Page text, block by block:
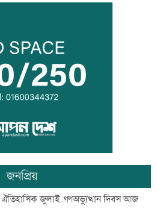
তরুণদের নেতৃত্বেই প্রযুক্তিনির্ভর উন্নয়ন হবে:
তথ্যপ্রযুক্তিমন্ত্রী
লক্ষ্মীপুর জেলা প্রশাসনের ১৪ কর্মকর্তা-
কর্মচারীর বিদায়ী সংবর্ধনা
সব শর্ত মেনে নিলে হরমুজ খুলবো: ইরান
জনপ্রিয়
ঐতিহাসিক জুলাই গণঅভ্যুত্থান দিবস আজ